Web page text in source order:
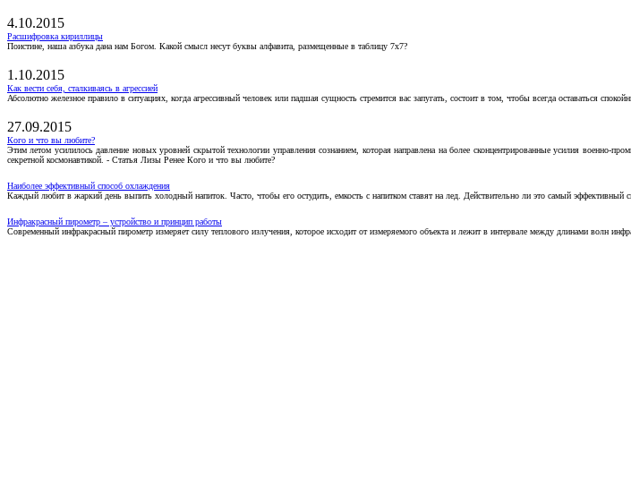
4.10.2015
Расшифровка кириллицы
Поистине, наша азбука дана нам Богом. Какой смысл несут буквы алфавита, размещенные в таблицу 7х7?
1.10.2015
Как вести себя, сталкиваясь в агрессией
Абсолютно железное правило в ситуациях, когда агрессивный человек или падшая сущность стремится вас запугать, состоит в том, чтобы всегда оставаться
27.09.2015
Кого и что вы любите?
Этим летом усилилось давление новых уровней скрытой технологии управления сознанием, которая направлена на более сконцентрированные усилия
секретной космонавтикой. - Статья Лизы Ренее Кого и что вы любите?
Наиболее эффективный способ охлаждения
Каждый любит в жаркий день выпить холодный напиток. Часто, чтобы его остудить, емкость с напитком ставят на лед. Действительно ли это самый эффективный
Инфракрасный пирометр – устройство и принцип работы
Современный инфракрасный пирометр измеряет силу теплового излучения, которое исходит от измеряемого объекта и лежит в интервале между длинами волн